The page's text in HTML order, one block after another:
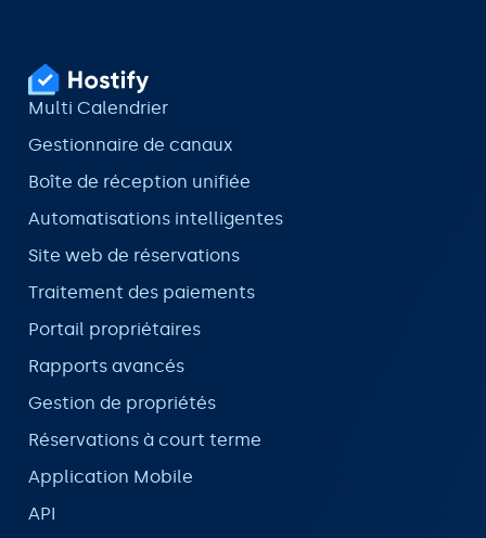
Multi Calendrier
Gestionnaire de canaux
Boîte de réception unifiée
Automatisations intelligentes
Site web de réservations
Traitement des paiements
Portail propriétaires
Rapports avancés
Gestion de propriétés
Réservations à court terme
Application Mobile
API